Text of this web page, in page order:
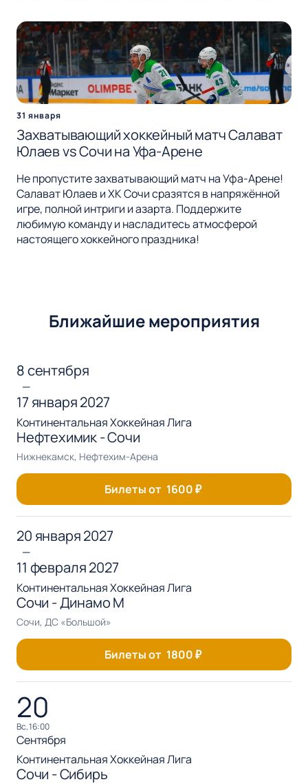
31 января
Захватывающий хоккейный матч Салават
Юлаев vs Сочи на Уфа-Арене
Не пропустите захватывающий матч на Уфа-Арене!
Салават Юлаев и ХК Сочи сразятся в напряжённой
игре, полной интриги и азарта. Поддержите
любимую команду и насладитесь атмосферой
настоящего хоккейного праздника!
Ближайшие мероприятия
8 сентября
—
17 января 2027
Континентальная Хоккейная Лига
Нефтехимик - Сочи
Нижнекамск, Нефтехим-Арена
Билеты от 1600₽
20 января 2027
—
11 февраля 2027
Континентальная Хоккейная Лига
Сочи - Динамо М
Сочи, ДС «Большой»
Билеты от 1800₽
20
вс, 16:00
Сентября
Континентальная Хоккейная Лига
Сочи - Сибирь